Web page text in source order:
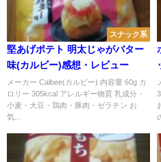
スナック系
堅あげポテト 明太じゃがバター
味(カルビー)感想・レビュー
メーカー Calbee(カルビー) 内容量 60g カ
ロリー 305kcal アレルギー物質 乳成分・
小麦・大豆・鶏肉・豚肉・ゼラチン お
気...